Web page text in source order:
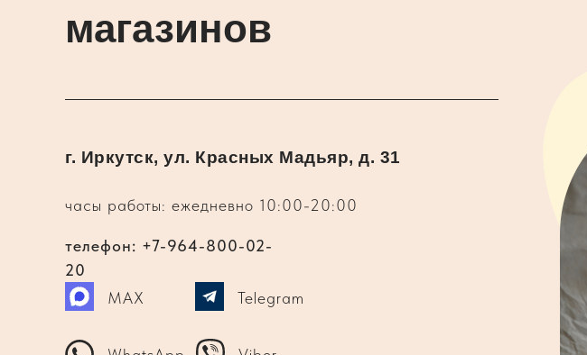
магазинов
часы работы: ежедневно 10:00-20:00
г. Иркутск, ул. Красных Мадьяр, д. 31
Telegram
MAX
телефон: +7-964-800-02-
20